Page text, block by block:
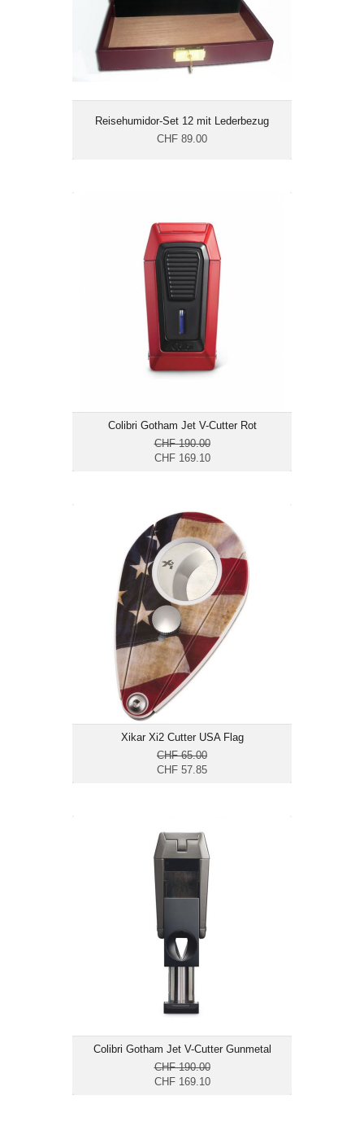
Reisehumidor-Set 12 mit Lederbezug
CHF 89.00
Colibri Gotham Jet V-Cutter Rot
CHF 190.00
CHF 169.10
CHF 169.10
Masse cm: 8 x 4 x 2.8
Xikar Xi2 Cutter USA Flag
CHF 65.00
CHF 57.85
Xikar Xi2 Cutter USA Flag
CHF 57.85
Masse cm:
Schnittdurchmesser bis
Ring 56
Colibri Gotham Jet V-Cutter Gunmetal
CHF 190.00
CHF 169.10
Colibri Gotham Jet V-Cutter Gunmetal
CHF 169.10
Masse cm: 8 x 4 x 2.8